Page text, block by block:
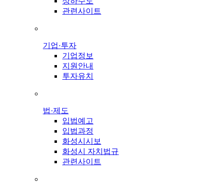
관련사이트
기업·투자
기업정보
지원안내
투자유치
법·제도
입법예고
입법과정
화성시시보
화성시 자치법규
관련사이트